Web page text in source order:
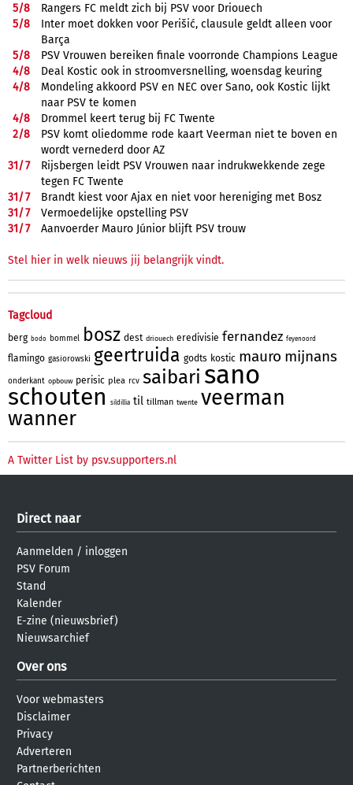
5/8
Rangers FC meldt zich bij PSV voor Driouech
5/8
Inter moet dokken voor Perišić, clausule geldt alleen voor
Barça
5/8
PSV Vrouwen bereiken finale voorronde Champions League
4/8
Deal Kostic ook in stroomversnelling, woensdag keuring
4/8
Mondeling akkoord PSV en NEC over Sano, ook Kostic lijkt
naar PSV te komen
4/8
Drommel keert terug bij FC Twente
2/8
PSV komt oliedomme rode kaart Veerman niet te boven en
wordt vernederd door AZ
31/7
Rijsbergen leidt PSV Vrouwen naar indrukwekkende zege
tegen FC Twente
31/7
Brandt kiest voor Ajax en niet voor hereniging met Bosz
31/7
Vermoedelijke opstelling PSV
31/7 Aanvoerder Mauro Júnior blijft PSV trouw
Stel hier in welk nieuws jij belangrijk vindt.
Tagcloud
berg bodo bommel bosz dest driouech eredivisie fernandez feyenoord
flamingo gasiorowski geertruida godts kostic mauro mijnans
onderkant opbouw perisic plea rcv saibari sano
schouten sildillia til tillman twente veerman
wanner
A Twitter List by psv.supporters.nl
Direct naar
Aanmelden / inloggen
PSV Forum
Stand
Kalender
E-zine (nieuwsbrief)
Nieuwsarchief
Over ons
Voor webmasters
Disclaimer
Privacy
Adverteren
Partnerberichten